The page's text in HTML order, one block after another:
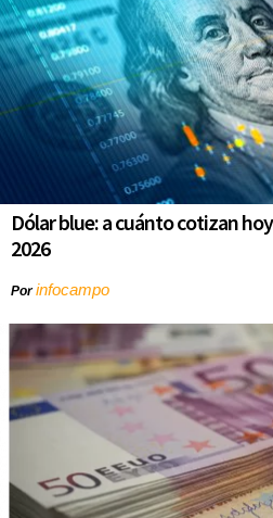
Dólar blue: a cuánto cotizan
2026
Porinfocampo